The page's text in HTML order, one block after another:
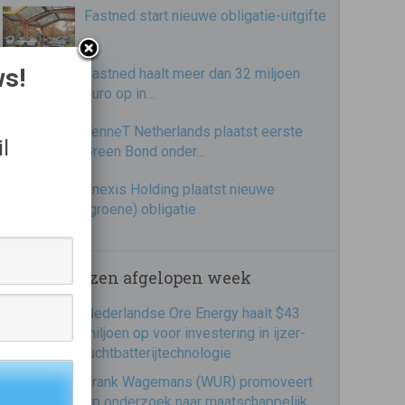
Fastned start nieuwe obligatie-uitgifte
Fastned haalt meer dan 32 miljoen
euro op in…
TenneT Netherlands plaatst eerste
Green Bond onder…
Enexis Holding plaatst nieuwe
(groene) obligatie
Meest gelezen afgelopen week
Nederlandse Ore Energy haalt $43
miljoen op voor investering in ijzer-
luchtbatterijtechnologie
Frank Wagemans (WUR) promoveert